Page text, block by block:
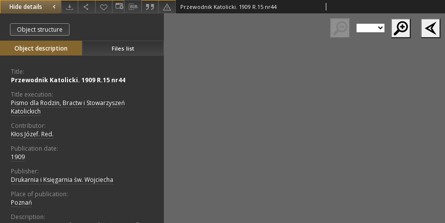
Hide details Przewodnik Katolicki. 1909 R.15 nr44
Object structure
Object description Files list
Title:
Przewodnik Katolicki. 1909 R.15 nr44
Title execution:
Pismo dla Rodzin, Bractw i Stowarzyszeń
Katolickich
Contributor:
Kłos Józef. Red.
Publication date:
1909
Publisher:
Drukarnia i Księgarnia św. Wojciecha
Place of publication:
Poznań
Description: